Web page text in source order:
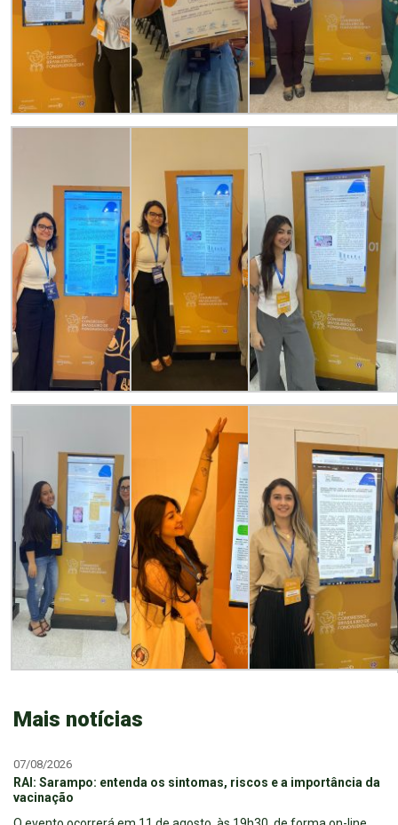
Mais notícias
07/08/2026
RAI: Sarampo: entenda os sintomas, riscos e a importância da
vacinação